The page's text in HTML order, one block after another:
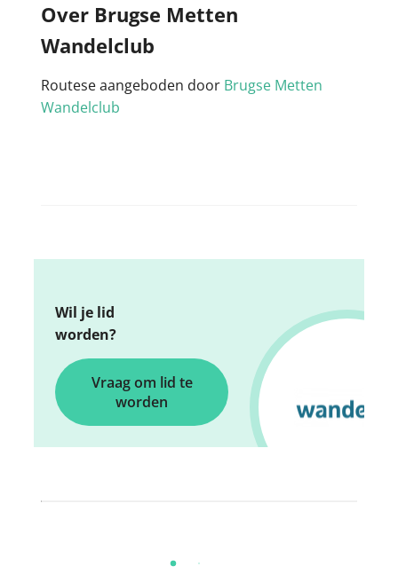
Over Brugse Metten
Wandelclub
Routese aangeboden door Brugse Metten
Wandelclub
Wil je lid
worden?
Vraag om lid te
worden